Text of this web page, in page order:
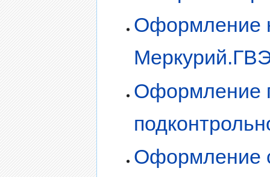
Оформление
Оформление
Оформление